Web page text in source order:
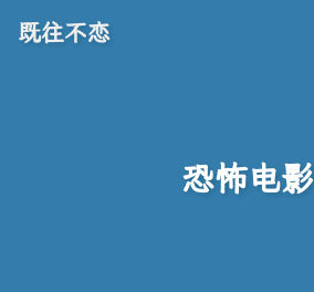
既往不恋
恐怖电影